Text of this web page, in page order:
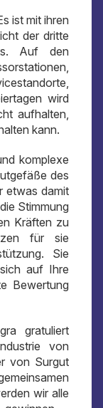
ist mit ihren
der dritte
Auf den
wird
aufhalten,
kann.
komplexe
des
etwas damit
Stimmung
Kräften zu
für sie
Sie
auf Ihre
Bewertung
gratuliert
von
von Surgut
wir alle